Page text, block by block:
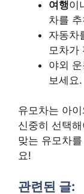
여행이
차를
자동차
모차가
야외
보세요.
유모차는 아
신중히 선택
맞는 유모차
요!
관련된 글: